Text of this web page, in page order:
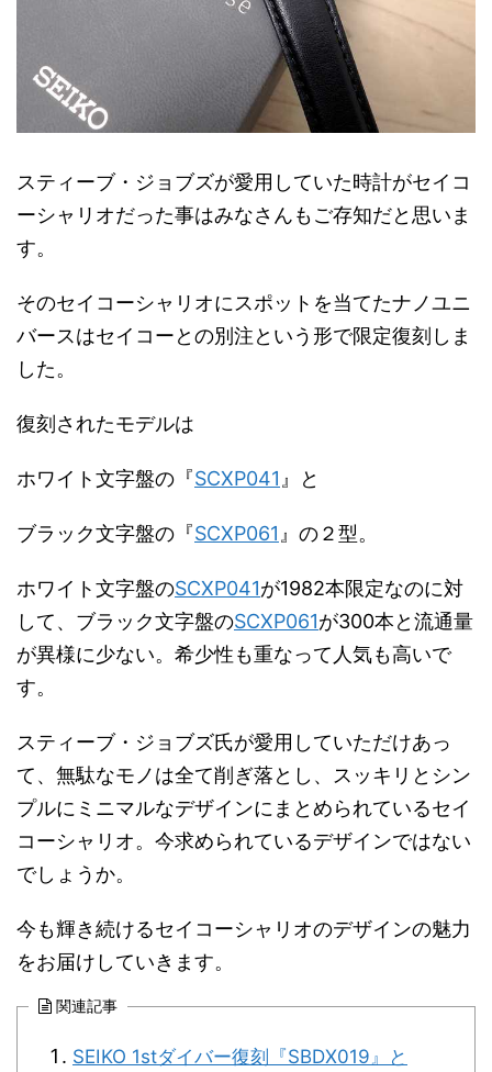
スティーブ・ジョブズが愛用していた時計がセイコ
ーシャリオだった事はみなさんもご存知だと思いま
す。
そのセイコーシャリオにスポットを当てたナノユニ
バースはセイコーとの別注という形で限定復刻しま
した。
復刻されたモデルは
ホワイト文字盤の『SCXP041 』と
ブラック文字盤の『SCXP061 』の２型。
ホワイト文字盤のSCXP041が1982本限定なのに対
して、ブラック文字盤のSCXP061が300本と流通量
が異様に少ない。希少性も重なって人気も高いで
す。
スティーブ・ジョブズ氏が愛用していただけあっ
て、無駄なモノは全て削ぎ落とし、スッキリとシン
プルにミニマルなデザインにまとめられているセイ
コーシャリオ。今求められているデザインではない
でしょうか。
今も輝き続けるセイコーシャリオのデザインの魅力
をお届けしていきます。
関連記事
SEIKO 1stダイバー復刻『SBDX019』と